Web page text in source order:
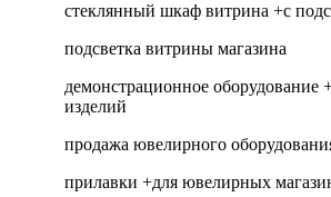
стеклянный шкаф витрина +с
подсветка витрины магазина
демонстрационное оборудование
изделий
продажа ювелирного
прилавки +для ювелирных